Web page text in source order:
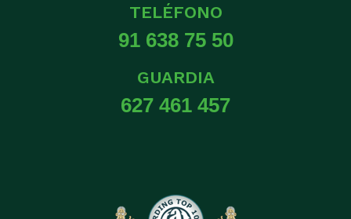
TELÉFONO
91 638 75 50
GUARDIA
627 461 457